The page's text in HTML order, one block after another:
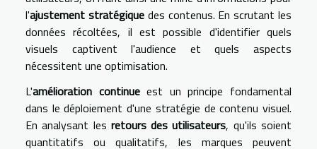
l'ajustement stratégiquedes contenus. En scrutant les
données récoltées, il est possible d'identifier quels
visuels captivent l'audience et quels aspects
nécessitent une optimisation.
L'amélioration continueest un principe fondamental
dans le déploiement d'une stratégie de contenu visuel.
En analysant les retours des utilisateurs, qu'ils soient
quantitatifs ou qualitatifs, les marques peuvent